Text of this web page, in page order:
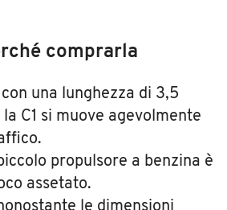
comprarla
con una lunghezza di 3,5
C1 si muove agevolmente
propulsore a benzina è
assetato.
le dimensioni